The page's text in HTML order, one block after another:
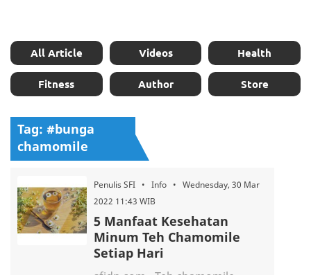
All Article Videos Health
Fitness Author Store
Tag: #bunga
chamomile
Penulis SFI • Info • Wednesday, 30 Mar
2022 11:43 WIB
5 Manfaat Kesehatan
Minum Teh Chamomile
Setiap Hari